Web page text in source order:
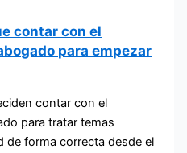
contar con el
para empezar
contar con el
para tratar temas
de forma correcta desde el